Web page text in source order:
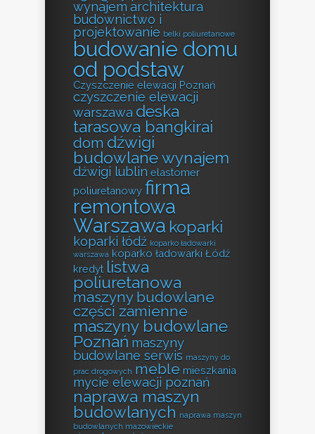
wynajem architektura
budownictwo i
projektowanie belki poliuretanowe
budowanie domu
od podstaw
Czyszczenie elewacji Poznań
czyszczenie elewacji
warszawa deska
tarasowa bangkirai
dom dźwigi
budowlane wynajem
dźwigi lublin elastomer
poliuretanowy firma
remontowa
Warszawa koparki
koparki łódź koparko ładowarki
warszawa koparko ładowarki Łódź
kredyt listwa
poliuretanowa
maszyny budowlane
części zamienne
maszyny budowlane
Poznań maszyny
budowlane serwis maszyny do
prac drogowych meble mieszkania
mycie elewacji poznań
naprawa maszyn
budowlanych naprawa maszyn
budowlanych mazowieckie